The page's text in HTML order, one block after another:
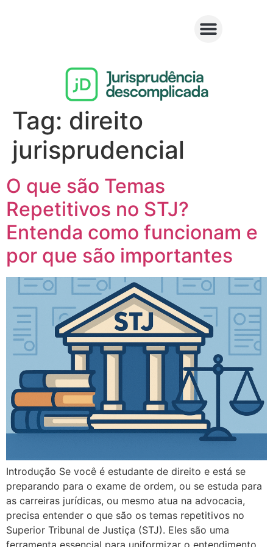
Tag: direito
jurisprudencial
O que são Temas
Repetitivos no STJ?
Entenda como funcionam e
por que são importantes
Introdução Se você é estudante de direito e está se
preparando para o exame de ordem, ou se estuda para
as carreiras jurídicas, ou mesmo atua na advocacia,
precisa entender o que são os temas repetitivos no
Superior Tribunal de Justiça (STJ). Eles são uma
ferramenta essencial para uniformizar o entendimento